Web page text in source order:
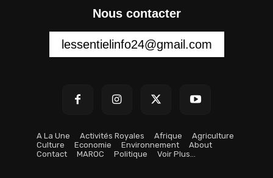
Nous contacter
lessentielinfo24@gmail.com
A La Une Activités Royales Afrique
Agriculture
Culture
Economie Environnement
About
Contact
MAROC Politique Voir Plus…